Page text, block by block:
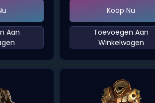
Aan
Koop Nu
‌Toevoegen Aan
Winkelwagen‌